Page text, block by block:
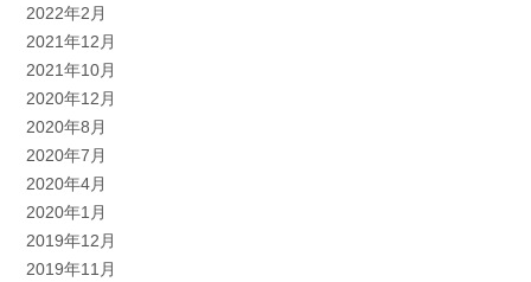
2022年2月
2021年12月
2021年10月
2020年12月
2020年8月
2020年7月
2020年4月
2020年1月
2019年12月
2019年11月